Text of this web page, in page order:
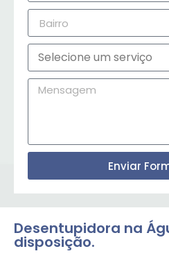
Enviar
Desentupidora na
disposição.